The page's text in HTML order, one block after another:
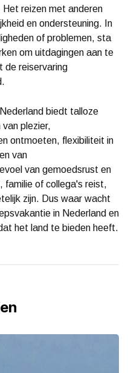
reizen met anderen
en ondersteuning. In
of problemen, sta
om uitdagingen aan te
de reiservaring
biedt talloze
plezier,
ontmoeten, flexibiliteit in
van
van gemoedsrust en
familie of collega's reist,
zijn. Dus waar wacht
in Nederland en
het land te bieden heeft.